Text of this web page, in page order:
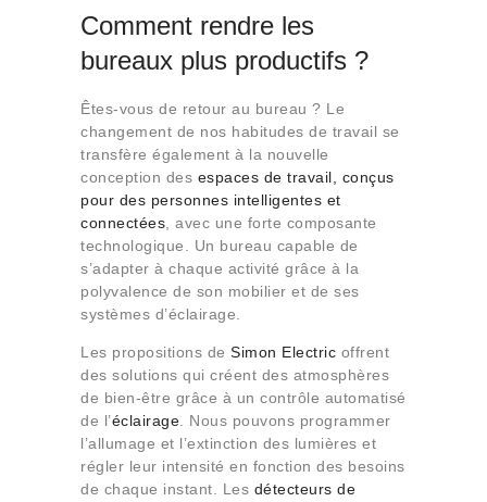
Contact
Comment rendre les
bureaux plus productifs ?
Êtes-vous de retour au bureau ? Le
changement de nos habitudes de travail se
transfère également à la nouvelle
conception des espaces de travail,
conçus
pour des personnes intelligentes et
connectées , avec une forte composante
technologique. Un bureau capable de
s’adapter à chaque activité grâce à la
polyvalence de son mobilier et de ses
systèmes d’éclairage.
Les propositions de Simon Electric offrent
des solutions qui créent des atmosphères
de bien-être grâce à un contrôle automatisé
de l’éclairage . Nous pouvons programmer
l’allumage et l’extinction des lumières et
régler leur intensité en fonction des besoins
de chaque instant. Les détecteurs de